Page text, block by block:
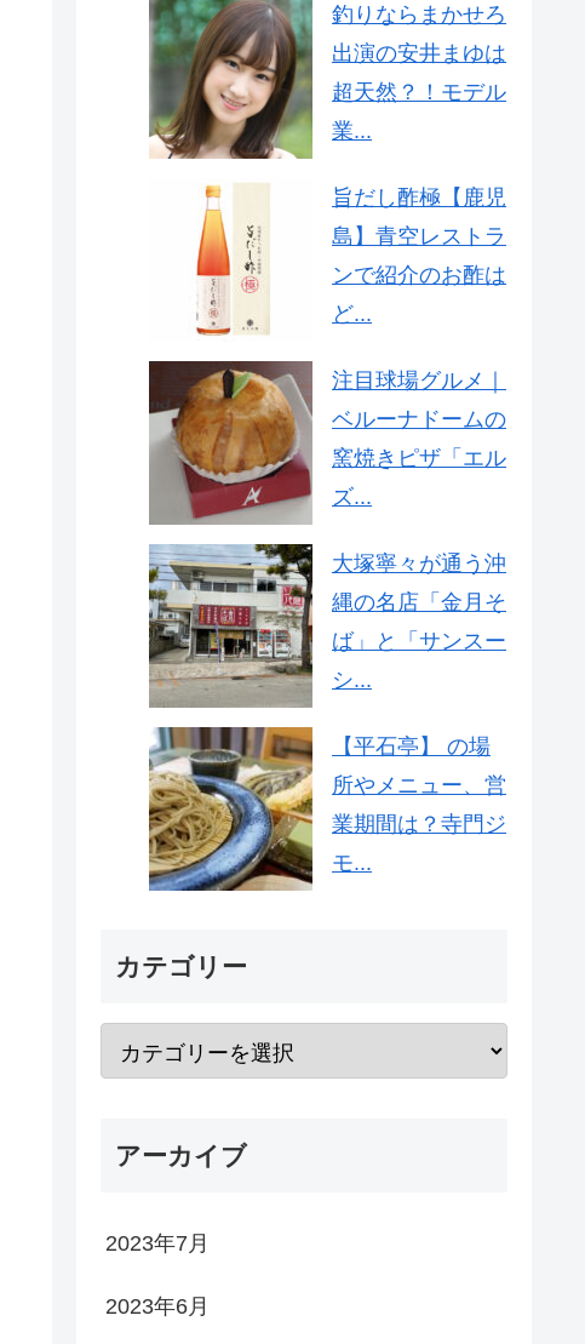
釣りならまかせろ
出演の安井まゆは
超天然？！モデル
業...
旨だし酢極【鹿児
島】青空レストラ
ンで紹介のお酢は
ど...
注目球場グルメ｜
ベルーナドームの
窯焼きピザ「エル
ズ...
大塚寧々が通う沖
縄の名店「金月そ
ば」と「サンスー
シ...
【平石亭】 の場
所やメニュー、営
業期間は？寺門ジ
モ...
カテゴリー
アーカイブ
2023年7月
2023年6月